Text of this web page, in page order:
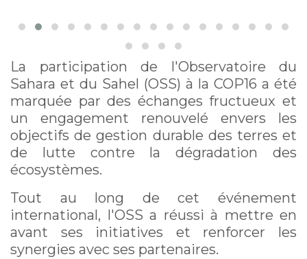
La participation de l'Observatoire du
Sahara et du Sahel (OSS) à la COP16 a été
marquée par des échanges fructueux et
un engagement renouvelé envers les
objectifs de gestion durable des terres et
de lutte contre la dégradation des
écosystèmes.
Tout au long de cet événement
international, l'OSS a réussi à mettre en
avant ses initiatives et renforcer les
synergies avec ses partenaires.